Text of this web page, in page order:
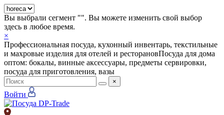
Вы выбрали сегмент "". Вы можете изменить свой выбор
здесь в любое время.
×
Профессиональная посуда, кухонный инвентарь, текстильные
и махровые изделия для отелей и ресторановПосуда для дома
оптом: бокалы, винные аксессуары, предметы сервировки,
посуда для приготовления, вазы
×
Войти